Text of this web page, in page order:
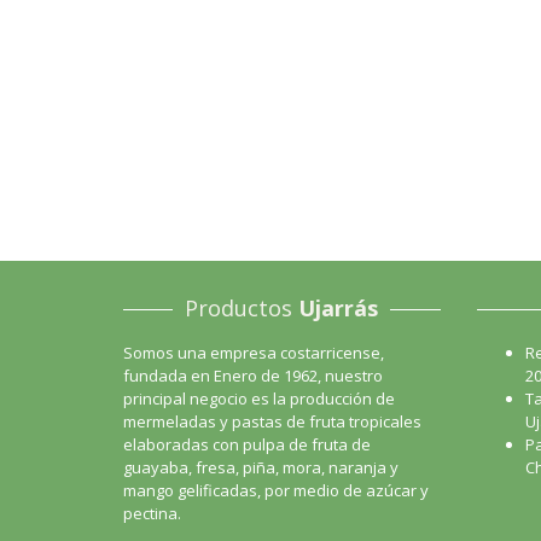
Productos Ujarrás
Somos una empresa costarricense,
fundada en Enero de 1962, nuestro
principal negocio es la producción de
mermeladas y pastas de fruta tropicales
elaboradas con pulpa de fruta de
guayaba, fresa, piña, mora, naranja y
mango gelificadas, por medio de azúcar y
pectina.